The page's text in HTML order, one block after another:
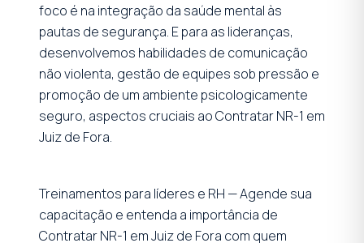
foco é na integração da saúde mental às
pautas de segurança. E para as lideranças,
desenvolvemos habilidades de comunicação
não violenta, gestão de equipes sob pressão e
promoção de um ambiente psicologicamente
seguro, aspectos cruciais ao Contratar NR-1 em
Juiz de Fora.
Treinamentos para líderes e RH — Agende sua
capacitação e entenda a importância de
Contratar NR-1 em Juiz de Fora com quem